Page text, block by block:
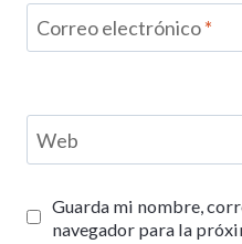
Correo electrónico*
Web
Guarda mi nombre,
navegador para la